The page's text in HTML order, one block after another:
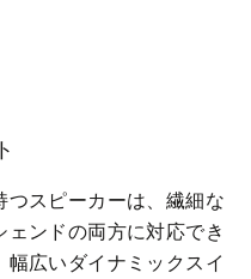
スピーカーは、繊細な
ンドの両方に対応でき
広いダイナミックスイ